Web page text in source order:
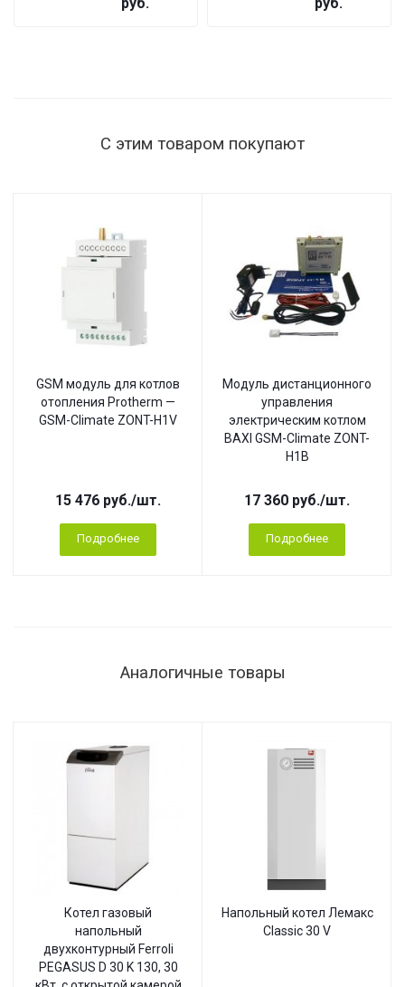
ST-1515
С этим товаром покупают
GSM модуль для котлов
отопления Protherm —
GSM-Climate ZONT-H1V
15 476 руб./шт.
Подробнее
Модуль дистанционного
управления
электрическим котлом
BAXI GSM-Climate ZONT-
H1B
17 360 руб./шт.
Подробнее
Аналогичные товары
Котел газовый
напольный
двухконтурный Ferroli
PEGASUS D 30 K 130, 30
Напольный котел Лемакс
Classic 30 V